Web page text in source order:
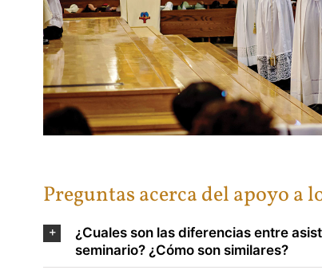
Preguntas acerca del apoyo a
¿Cuales son las diferencias entre
seminario? ¿Cómo son similares?